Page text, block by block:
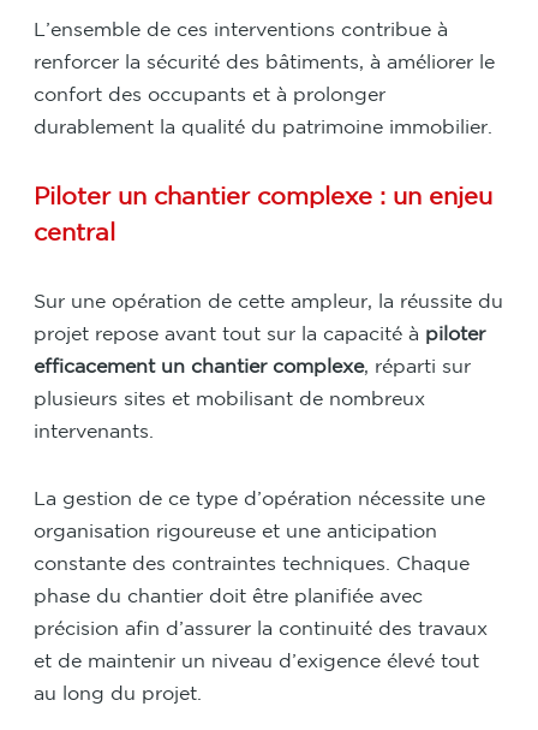
L’ensemble de ces interventions contribue à
renforcer la sécurité des bâtiments, à améliorer le
confort des occupants et à prolonger
durablement la qualité du patrimoine immobilier.
Piloter un chantier complexe : un enjeu
central
Sur une opération de cette ampleur, la réussite du
projet repose avant tout sur la capacité à piloter
efficacement un chantier complexe, réparti sur
plusieurs sites et mobilisant de nombreux
intervenants.
La gestion de ce type d’opération nécessite une
organisation rigoureuse et une anticipation
constante des contraintes techniques. Chaque
phase du chantier doit être planifiée avec
précision afin d’assurer la continuité des travaux
et de maintenir un niveau d’exigence élevé tout
au long du projet.